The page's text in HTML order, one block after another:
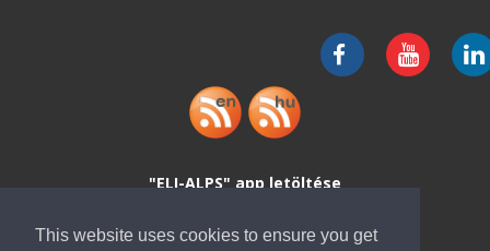
This website uses cookies to ensure you get
"ELI-ALPS" app letöltése